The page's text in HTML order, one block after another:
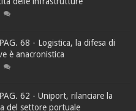
68 - Logistica, la difesa di
è anacronistica
62 - Uniport, rilanciare la
del settore portuale